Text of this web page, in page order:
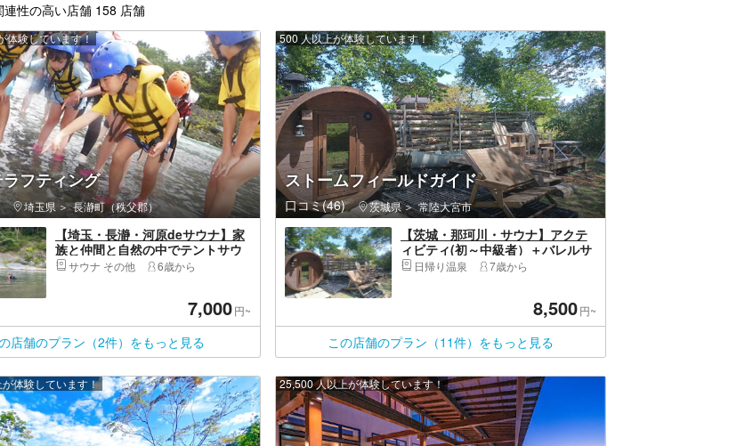
連性の高い店舗 158 店舗
フティング
埼玉県 長瀞町（秩父郡）
体験しています！
【埼玉・長瀞・河原deサウナ】家
族と仲間と自然の中でテントサウ
ナで整おう！
サウナ その他 6歳から
7,000円~
店舗のプラン（2件）をもっと見る
ストームフィールドガイド
口コミ(46) 茨城県 常陸大宮市
500 人以上が体験しています！
【茨城・那珂川・サウナ】アクテ
ィビティ(初～中級者）＋バレルサ
ウナがセットになったスペシャル
日帰り温泉 7歳から
8,500円~
この店舗のプラン（11件）をもっと見る
体験しています！ 25,500 人以上が体験しています！